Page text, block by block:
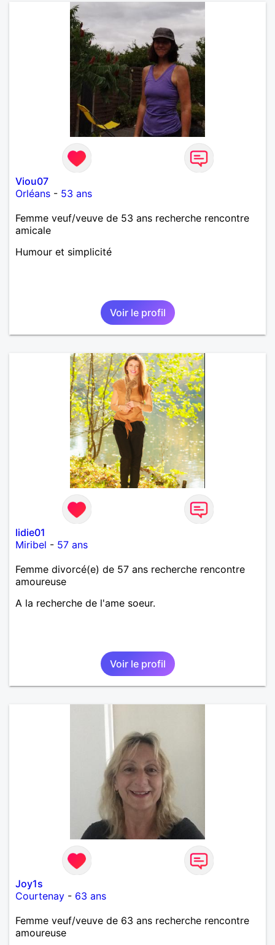
Viou07
Orléans - 53 ans
Femme veuf/veuve de 53 ans recherche rencontre
amicale
Humour et simplicité
Voir le profil
lidie01
Miribel - 57 ans
Femme divorcé(e) de 57 ans recherche rencontre
amoureuse
A la recherche de l'ame soeur.
Voir le profil
Joy1s
Courtenay - 63 ans
Femme veuf/veuve de 63 ans recherche rencontre
amoureuse